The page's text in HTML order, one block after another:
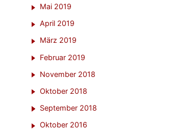
Mai 2019
April 2019
März 2019
Februar 2019
November 2018
Oktober 2018
September 2018
Oktober 2016